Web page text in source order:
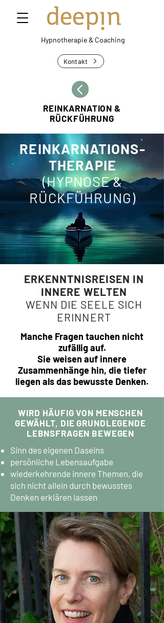
Hypnotherapie & Coaching
Kontakt
REINKARNATION &
RÜCKFÜHRUNG
REINKARNATIONS-
THERAPIE
(HYPNOSE &
RÜCKFÜHRUNG)
ERKENNTNISREISEN IN
INNERE WELTEN
WENN DIE SEELE SICH
ERINNERT
Manche Fragen tauchen nicht
zufällig auf.
Sie weisen auf innere
Zusammenhänge hin, die tiefer
liegen als das bewusste Denken.
WIRD HÄUFIG VON MENSCHEN
GEWÄHLT, DIE GRUNDLEGENDE
LEBNSFRAGEN BEWEGEN
Sinn des eigenen Daseins
persönliche Lebensaufgabe
wiederkehrende innere Themen, die
sich nicht allein durch bewusstes
Denken erklären lassen